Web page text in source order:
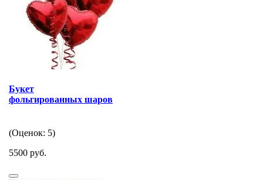
Букет
фольгированных шаров
(Оценок: 5)
5500 руб.